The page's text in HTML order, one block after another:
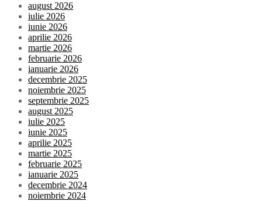
august 2026
iulie 2026
iunie 2026
aprilie 2026
martie 2026
februarie 2026
ianuarie 2026
decembrie 2025
noiembrie 2025
septembrie 2025
august 2025
iulie 2025
iunie 2025
aprilie 2025
martie 2025
februarie 2025
ianuarie 2025
decembrie 2024
noiembrie 2024